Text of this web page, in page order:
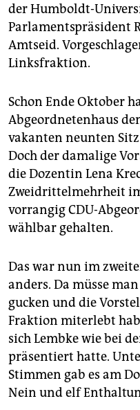
genossenschaft
epaper login
der Humboldt-
Parlamentspräsident
Amtseid.
Linksfraktion.
Schon Ende Oktober
Abgeordnetenhaus
vakanten neunten Sitz
Doch der damalige
die Dozentin Lena
Zweidrittelmehrheit
vorrangig CDU-
wählbar gehalten.
Das war nun im
anders. Da müsse
gucken und die
Fraktion miterlebt
sich Lembke wie bei
präsentiert hatte.
Stimmen gab es am
Nein und elf